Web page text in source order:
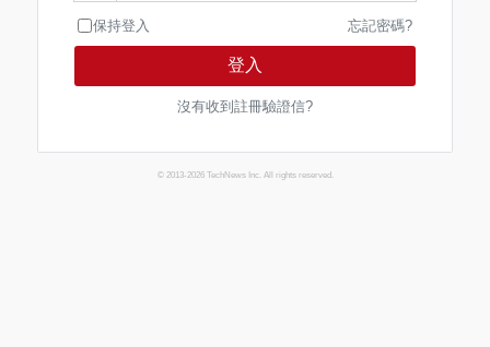
保持登入 忘記密碼?
登入
沒有收到註冊驗證信?
© 2013-2026 TechNews Inc. All rights reserved.